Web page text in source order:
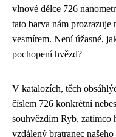
vlnové délce 726
tato barva nám
vesmírem. Není úžasné,
pochopení hvězd?
V katalozích, těch
číslem 726 konkrétní
souhvězdím Ryb, zatímco
vzdálený bratranec